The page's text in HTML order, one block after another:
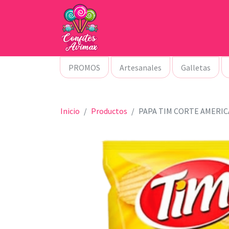
PROMOS Artesanales Galletas
Inicio Productos PAPA TIM CORTE